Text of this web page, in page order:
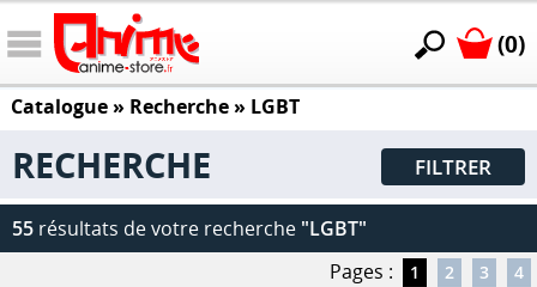
(0)
Catalogue» Recherche » LGBT
RECHERCHE FILTRER
55 résultats de votre recherche "LGBT"
Pages :
1 2 3 4